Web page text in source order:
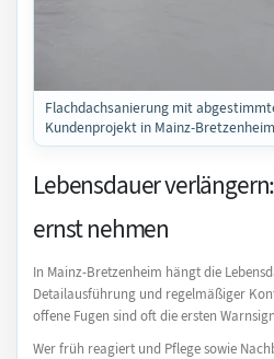
Flachdachsanierung mit
Kundenprojekt in Mainz-
Lebensdauer
ernst nehmen
In Mainz-Bretzenheim hängt die
Detailausführung und regelmäßiger
offene Fugen sind oft die ersten
Wer früh reagiert und Pflege sowie